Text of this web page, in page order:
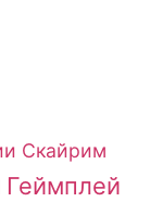
Скайрим
Геймплей